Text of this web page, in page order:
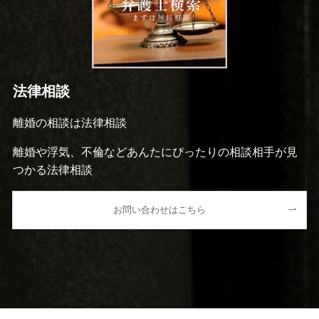
法律相談
離婚の相談は法律相談
離婚や浮気、不倫などあんたにぴったりの相談相手が見
つかる法律相談
お問い合わせはこちら